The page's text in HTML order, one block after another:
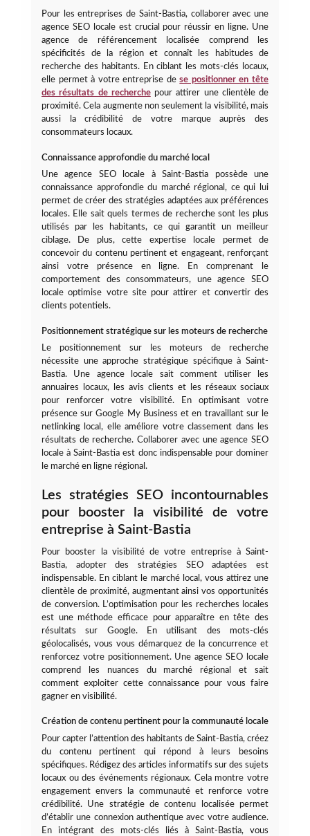
Pour les entreprises de Saint-Bastia, collaborer avec une
agence SEO locale est crucial pour réussir en ligne. Une
agence de référencement localisée comprend les
spécificités de la région et connaît les habitudes de
recherche des habitants. En ciblant les mots-clés locaux,
elle permet à votre entreprise dese positionner en tête
des résultats de recherchepour attirer une clientèle de
proximité. Cela augmente non seulement la visibilité, mais
aussi la crédibilité de votre marque auprès des
consommateurs locaux.
Connaissance approfondie du marché local
Une agence SEO locale à Saint-Bastia possède une
connaissance approfondie du marché régional, ce qui lui
permet de créer des stratégies adaptées aux préférences
locales. Elle sait quels termes de recherche sont les plus
utilisés par les habitants, ce qui garantit un meilleur
ciblage. De plus, cette expertise locale permet de
concevoir du contenu pertinent et engageant, renforçant
ainsi votre présence en ligne. En comprenant le
comportement des consommateurs, une agence SEO
locale optimise votre site pour attirer et convertir des
clients potentiels.
Positionnement stratégique sur les moteurs de recherche
Le positionnement sur les moteurs de recherche
nécessite une approche stratégique spécifique à Saint-
Bastia. Une agence locale sait comment utiliser les
annuaires locaux, les avis clients et les réseaux sociaux
pour renforcer votre visibilité. En optimisant votre
présence sur Google My Business et en travaillant sur le
netlinking local, elle améliore votre classement dans les
résultats de recherche. Collaborer avec une agence SEO
locale à Saint-Bastia est donc indispensable pour dominer
le marché en ligne régional.
Les stratégies SEO incontournables
pour booster la visibilité de votre
entreprise à Saint-Bastia
Pour booster la visibilité de votre entreprise à Saint-
Bastia, adopter des stratégies SEO adaptées est
indispensable. En ciblant le marché local, vous attirez une
clientèle de proximité, augmentant ainsi vos opportunités
de conversion. L’optimisation pour les recherches locales
est une méthode efficace pour apparaître en tête des
résultats sur Google. En utilisant des mots-clés
géolocalisés, vous vous démarquez de la concurrence et
renforcez votre positionnement. Une agence SEO locale
comprend les nuances du marché régional et sait
comment exploiter cette connaissance pour vous faire
gagner en visibilité.
Création de contenu pertinent pour la communauté locale
Pour capter l’attention des habitants de Saint-Bastia, créez
du contenu pertinent qui répond à leurs besoins
spécifiques. Rédigez des articles informatifs sur des sujets
locaux ou des événements régionaux. Cela montre votre
engagement envers la communauté et renforce votre
crédibilité. Une stratégie de contenu localisée permet
d’établir une connexion authentique avec votre audience.
En intégrant des mots-clés liés à Saint-Bastia, vous